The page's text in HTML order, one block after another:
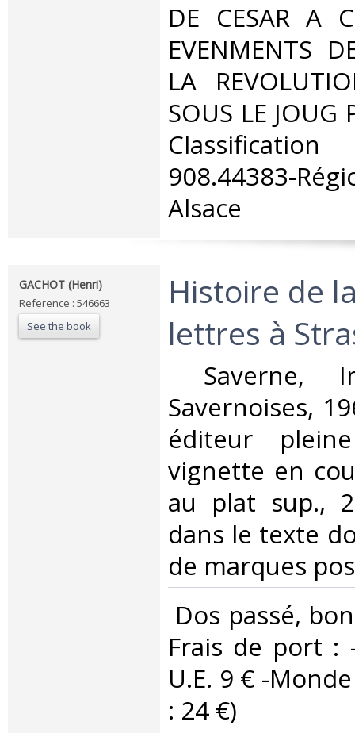
‎DE CESAR A
EVENMENTS
LA
SOUS LE JOUG
908.44383-
Alsace‎
‎GACHOT (Henri)‎
Reference : 546663
See the book
‎Histoire de
lettres à
Saverne,
Savernoises,
éditeur
vignette en
au plat sup.,
dans le texte
de marques
Dos passé,
Frais de port :
U.E. 9 € -
: 24 €) ‎